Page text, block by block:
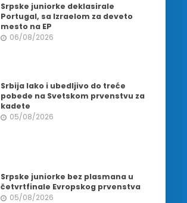
Srpske juniorke deklasirale
Portugal, sa Izraelom za deveto
mesto na EP
06/08/2026
Srbija lako i ubedljivo do treće
pobede na Svetskom prvenstvu za
kadete
05/08/2026
Srpske juniorke bez plasmana u
četvrtfinale Evropskog prvenstva
05/08/2026